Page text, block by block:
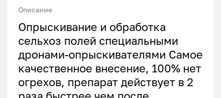
Описание
Опрыскивание и обработка
сельхоз полей специальными
дронами-опрыскивателями Самое
качественное внесение, 100% нет
огрехов, препарат действует в 2